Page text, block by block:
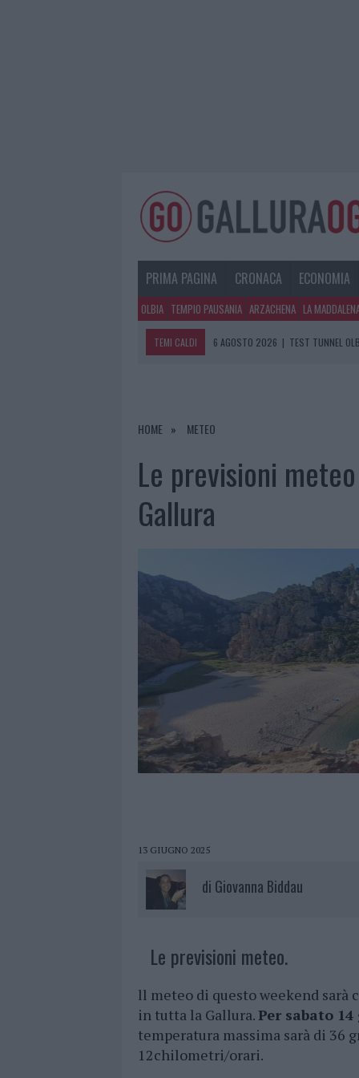
PRIMA PAGINA CRONACA ECONOMIA
OLBIA TEMPIO PAUSANIA ARZACHENA LA
TEMI CALDI 6 AGOSTO 2026 | AGGIUS
6 AGOSTO 2026
HOME METEO
Le previsioni
Gallura
13 GIUGNO 2025
di Giovanna Biddau
Le previsioni meteo.
ll meteo di questo weekend sarà
in tutta la Gallura.Per sabato
temperatura massima sarà di 36
12chilometri/orari.